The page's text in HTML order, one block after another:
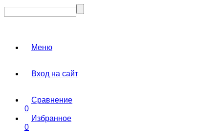
Меню
Вход на сайт
Сравнение
0
Избранное
0